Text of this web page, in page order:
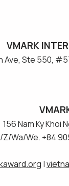
VMARK
Ave, Ste 550,
156 Nam Ky Khoi
Wa/We. +84
|